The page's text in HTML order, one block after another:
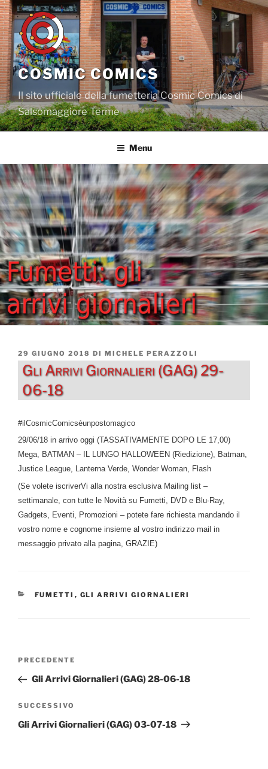
Salta
al
contenuto
COSMIC COMICS
Il sito ufficiale della fumetteria Cosmic Comics di
Salsomaggiore Terme
Menu
PUBBLICATO
IL
29 GIUGNO 2018 DI MICHELE PERAZZOLI
Gli Arrivi Giornalieri (GAG) 29-
06-18
#ilCosmicComicsèunpostomagico
29/06/18 in arrivo oggi (TASSATIVAMENTE DOPO LE 17,00)
Mega, BATMAN – IL LUNGO HALLOWEEN (Riedizione), Batman,
Justice League, Lanterna Verde, Wonder Woman, Flash
(Se volete iscriverVi alla nostra esclusiva Mailing list –
settimanale, con tutte le Novità su Fumetti, DVD e Blu-Ray,
Gadgets, Eventi, Promozioni – potete fare richiesta mandando il
vostro nome e cognome insieme al vostro indirizzo mail in
messaggio privato alla pagina, GRAZIE)
CATEGORIE
FUMETTI , GLI ARRIVI GIORNALIERI
Navigazione
Articolo
precedente:
PRECEDENTE
Gli Arrivi Giornalieri (GAG) 28-06-18
Articolo
successivo
SUCCESSIVO
Gli Arrivi Giornalieri (GAG) 03-07-18